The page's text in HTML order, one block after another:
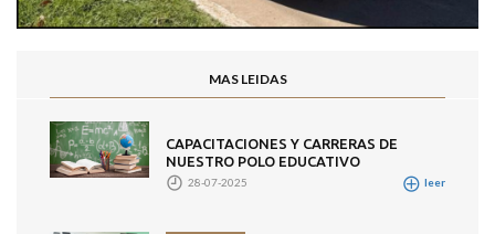
MAS LEIDAS
CAPACITACIONES Y CARRERAS DE
NUESTRO POLO EDUCATIVO
28-07-2025 leer